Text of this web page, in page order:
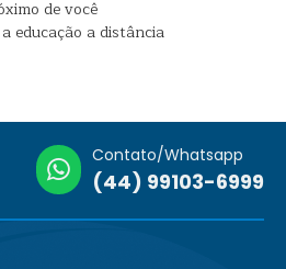
de você
educação a distância
Contato/Whatsapp
(44) 99103-6999